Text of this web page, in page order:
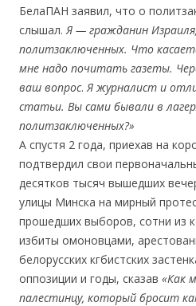
БелаПАН заявил, что о
слышал.Я — гражданин
политзаключенных. Что
мне надо почитать газеты.
ваш вопрос.Я журналист и
статьи. Вы сами бывали в
политзаключенных?»
А спустя 2 года, приехав на
подтвердил свои
десятков тысяч вышедших
улицы Минска на мирный
прошедших выборов, сотни из
избиты омоновцами,
белорусских кгбистских
оппозиции и годы, сказав «Как
палестинцу, который бросит